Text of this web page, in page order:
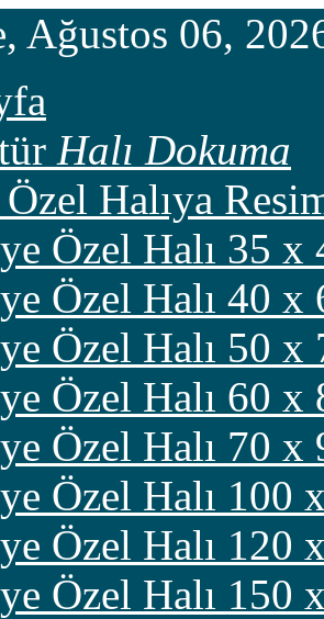
Ağustos 06,
Halı Dokuma
Halıya
Özel Halı 35 x
Özel Halı 40 x
Özel Halı 50 x
Özel Halı 60 x
Özel Halı 70 x
Özel Halı 100
Özel Halı 120
Özel Halı 150